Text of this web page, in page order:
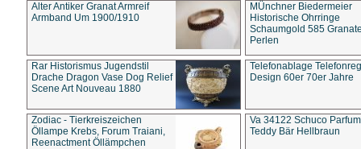
Alter Antiker Granat Armreif
Armband Um 1900/1910
MÜnchner Biedermeier
Historische Ohrringe
Schaumgold 585
Perlen
Rar Historismus Jugendstil
Drache Dragon Vase Dog Relief
Scene Art Nouveau 1880
Telefonablage
Design 60er 70er Jahre
Zodiac - Tierkreiszeichen
Öllampe Krebs, Forum Traiani,
Reenactment Öllämpchen
Va 34122 Schuco
Teddy Bär Hellbraun